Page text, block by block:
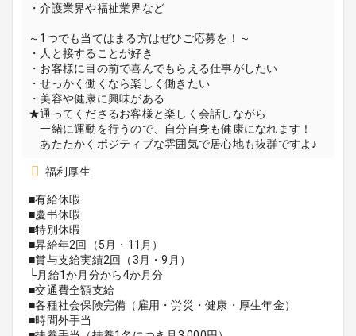
・介護業界や福祉業界など
～1つでも当てはまる方はぜひご応募を！～
・人と接することが好き
・お客様に目の前で喜んでもらえる仕事がしたい
・せっかく働くなら楽しく働きたい
・美容や健康に興味がある
★通ってくださるお客様と楽しく会話しながら
一緒に運動を行うので、自分自身も健康になれます！
あたたかくポジティブな雰囲気で居心地も抜群ですよ♪
福利厚生
■有給休暇
■慶弔休暇
■特別休暇
■昇給年2回（5月・11月）
■賞与支給実績2回（3月・9月）
└月給1か月分から4か月分
■交通費全額支給
■各種社会保険完備（雇用・労災・健康・厚生年金）
■時間外手当